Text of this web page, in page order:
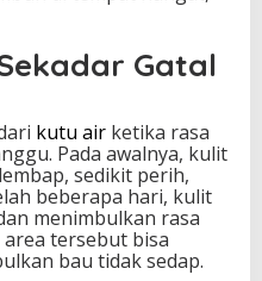
Gatal
kutu air ketika rasa
Pada awalnya, kulit
sedikit perih,
beberapa hari, kulit
menimbulkan rasa
area tersebut bisa
bau tidak sedap.